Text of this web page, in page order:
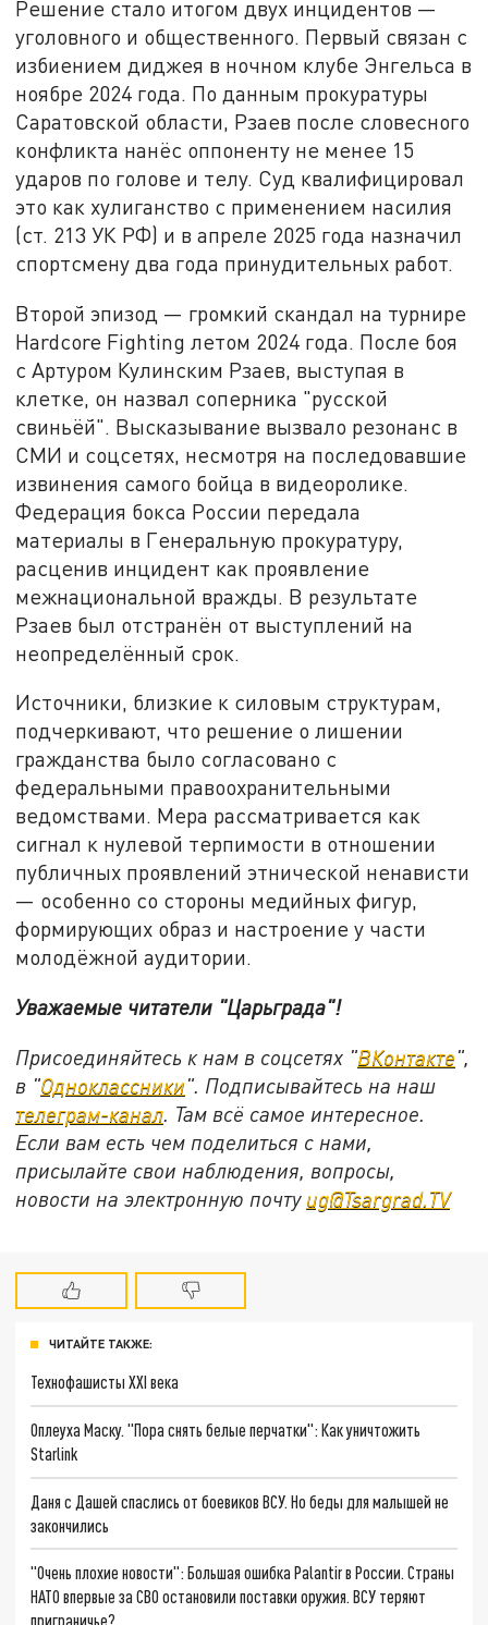
Решение стало итогом двух инцидентов —
уголовного и общественного. Первый связан с
избиением диджея в ночном клубе Энгельса в
ноябре 2024 года. По данным прокуратуры
Саратовской области, Рзаев после словесного
конфликта нанёс оппоненту не менее 15
ударов по голове и телу. Суд квалифицировал
это как хулиганство с применением насилия
(ст. 213 УК РФ) и в апреле 2025 года назначил
спортсмену два года принудительных работ.
Второй эпизод — громкий скандал на турнире
Hardcore Fighting летом 2024 года. После боя
с Артуром Кулинским Рзаев, выступая в
клетке, он назвал соперника "русской
свиньёй". Высказывание вызвало резонанс в
СМИ и соцсетях, несмотря на последовавшие
извинения самого бойца в видеоролике.
Федерация бокса России передала
материалы в Генеральную прокуратуру,
расценив инцидент как проявление
межнациональной вражды. В результате
Рзаев был отстранён от выступлений на
неопределённый срок.
Источники, близкие к силовым структурам,
подчеркивают, что решение о лишении
гражданства было согласовано с
федеральными правоохранительными
ведомствами. Мера рассматривается как
сигнал к нулевой терпимости в отношении
публичных проявлений этнической ненависти
— особенно со стороны медийных фигур,
формирующих образ и настроение у части
молодёжной аудитории.
Уважаемые читатели "Царьграда"!
Присоединяйтесь к нам в соцсетях "ВКонтакте",
в "Одноклассники". Подписывайтесь на наш
телеграм-канал . Там всё самое интересное.
Если вам есть чем поделиться с нами,
присылайте свои наблюдения, вопросы,
новости на электронную почту ug@Tsargrad.TV
ЧИТАЙТЕ ТАКЖЕ:
Технофашисты XXI века
Оплеуха Маску. "Пора снять белые перчатки": Как уничтожить
Starlink
Даня с Дашей спаслись от боевиков ВСУ. Но беды для малышей не
закончились
"Очень плохие новости": Большая ошибка Palantir в России. Страны
НАТО впервые за СВО остановили поставки оружия. ВСУ теряют
приграничье?